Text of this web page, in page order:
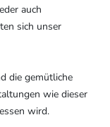
auch
sich unser
die gemütliche
wie dieser
wird.